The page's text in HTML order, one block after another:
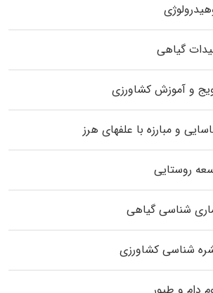
گیاهی
و آموزش کشاورزی
و مبارزه با علفهای هرز
روستایی
شناسی گیاهی
شناسی کشاورزی